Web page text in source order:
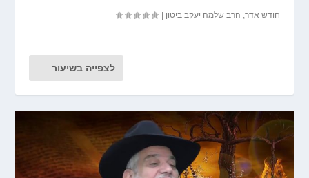
חודש אדר, הרב שלמה יעקב ביטון |
...
לצפייה בשיעור